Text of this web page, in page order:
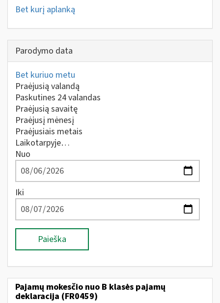
Bet kurį aplanką
Parodymo data
Bet kuriuo metu
Praėjusią valandą
Paskutines 24 valandas
Praėjusią savaitę
Praėjusį mėnesį
Praėjusiais metais
Laikotarpyje…
Nuo
Iki
Paieška
Pajamų mokesčio nuo B klasės pajamų
deklaracija (FR0459)